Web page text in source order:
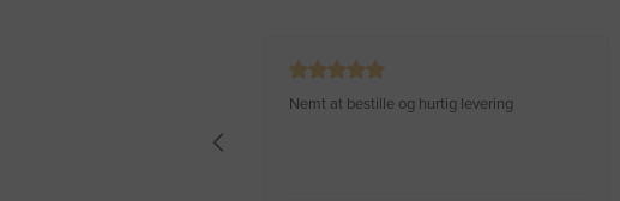
Nemt at bestille og hurtig levering